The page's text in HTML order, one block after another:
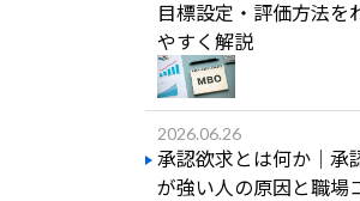
目標設定・評価方法を
やすく解説
2026.06.26
承認欲求とは何か｜承
が強い人の原因と職場